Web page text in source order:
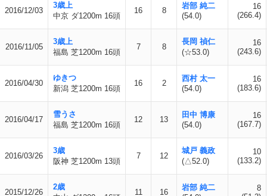
2016/12/03
3歳上
中京 ダ1200m 16頭
16 8
岩部 純二
(54.0)
16
(266.4)
2016/11/05
3歳上
福島 芝1200m 16頭
7 8
長岡 禎仁
(☆53.0)
16
(243.6)
2016/04/30
ゆきつ
新潟 芝1200m 16頭
16 2
西村 太一
(54.0)
16
(183.6)
2016/04/17
雪うさ
福島 芝1200m 16頭
12 13
田中 博康
(54.0)
16
(167.7)
2016/03/26
3歳
阪神 芝1200m 13頭
7 12
城戸 義政
(△52.0)
10
(133.2)
2015/12/26
2歳
11 16
岩部 純二
8